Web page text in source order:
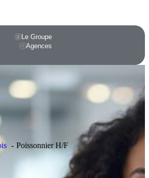
Le Groupe
Agences
Poissonnier H/F